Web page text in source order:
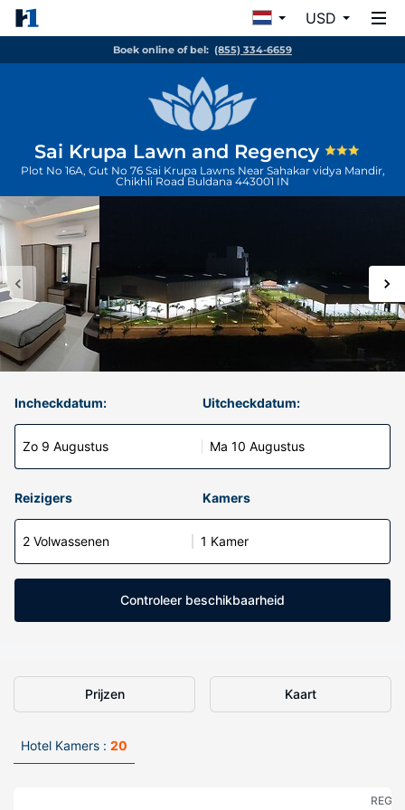
USD
Boek online of bel: (855) 334-6659
Sai Krupa Lawn and Regency
Plot No 16A, Gut No 76 Sai Krupa Lawns Near Sahakar vidya Mandir,
Chikhli Road Buldana 443001 IN
Incheckdatum:
Zo 9 Augustus
Uitcheckdatum:
Ma 10 Augustus
Reizigers Kamers
2 Volwassenen 1 Kamer
Controleer beschikbaarheid
Prijzen Kaart
Hotel Kamers : 20